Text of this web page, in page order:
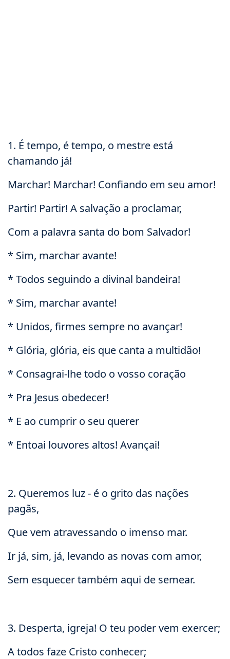
1. É tempo, é tempo, o mestre está
chamando já!
Marchar! Marchar! Confiando em seu amor!
Partir! Partir! A salvação a proclamar,
Com a palavra santa do bom Salvador!
* Sim, marchar avante!
* Todos seguindo a divinal bandeira!
* Sim, marchar avante!
* Unidos, firmes sempre no avançar!
* Glória, glória, eis que canta a multidão!
* Consagrai-lhe todo o vosso coração
* Pra Jesus obedecer!
* E ao cumprir o seu querer
* Entoai louvores altos! Avançai!
2. Queremos luz - é o grito das nações
pagãs,
Que vem atravessando o imenso mar.
Ir já, sim, já, levando as novas com amor,
Sem esquecer também aqui de semear.
3. Desperta, igreja! O teu poder vem exercer;
A todos faze Cristo conhecer;